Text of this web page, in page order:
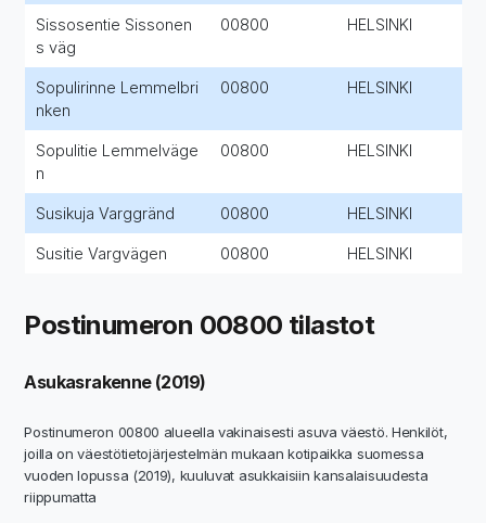
Sissosentie Sissonen
s väg
00800 HELSINKI
Sopulirinne Lemmelbri
nken
00800 HELSINKI
Sopulitie Lemmelväge
n
00800 HELSINKI
Susikuja Varggränd 00800 HELSINKI
Susitie Vargvägen 00800 HELSINKI
Postinumeron 00800 tilastot
Asukasrakenne (2019)
Postinumeron 00800 alueella vakinaisesti asuva väestö. Henkilöt,
joilla on väestötietojärjestelmän mukaan kotipaikka suomessa
vuoden lopussa (2019), kuuluvat asukkaisiin kansalaisuudesta
riippumatta